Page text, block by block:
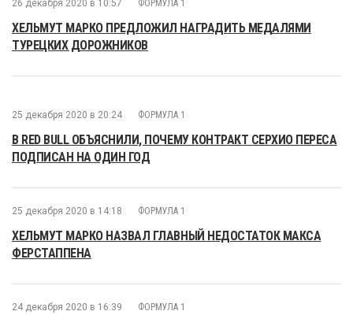
26 декабря 2020 в 10:57 ФОРМУЛА 1
ХЕЛЬМУТ МАРКО ПРЕДЛОЖИЛ НАГРАДИТЬ МЕДАЛЯМИ
ТУРЕЦКИХ ДОРОЖНИКОВ
25 декабря 2020 в 20:24 ФОРМУЛА 1
В RED BULL ОБЪЯСНИЛИ, ПОЧЕМУ КОНТРАКТ СЕРХИО ПЕРЕСА
ПОДПИСАН НА ОДИН ГОД
25 декабря 2020 в 14:18 ФОРМУЛА 1
ХЕЛЬМУТ МАРКО НАЗВАЛ ГЛАВНЫЙ НЕДОСТАТОК МАКСА
ФЕРСТАППЕНА
24 декабря 2020 в 16:39 ФОРМУЛА 1